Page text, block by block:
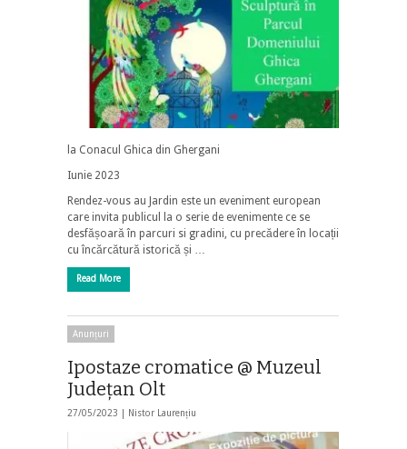
la Conacul Ghica din Ghergani
Iunie 2023
Rendez-vous au Jardin este un eveniment european
care invita publicul la o serie de evenimente ce se
desfășoară în parcuri si gradini, cu precădere în locații
cu încărcătură istorică și …
Read More
Anunțuri
Ipostaze cromatice @ Muzeul
Judeţan Olt
27/05/2023 | Nistor Laurențiu